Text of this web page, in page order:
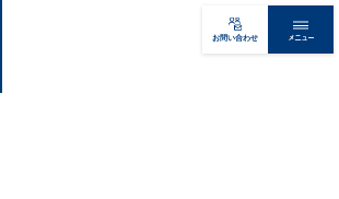
お問い合わせ メニュー